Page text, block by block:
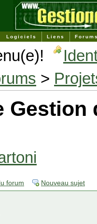
Logiciels Liens
>
Gestion
forum Nouveau sujet